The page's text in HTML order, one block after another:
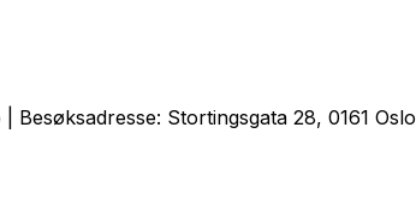
Besøksadresse: Stortingsgata 28, 0161 Oslo